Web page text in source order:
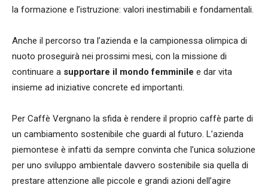
la formazione e l’istruzione: valori inestimabili e fondamentali.
Anche il percorso tra l’azienda e la campionessa olimpica di
nuoto proseguirà nei prossimi mesi, con la missione di
continuare a supportare il mondo femminile e dar vita
insieme ad iniziative concrete ed importanti.
Per Caffè Vergnano la sfida è rendere il proprio caffè parte di
un cambiamento sostenibile che guardi al futuro. L’azienda
piemontese è infatti da sempre convinta che l’unica soluzione
per uno sviluppo ambientale davvero sostenibile sia quella di
prestare attenzione alle piccole e grandi azioni dell’agire